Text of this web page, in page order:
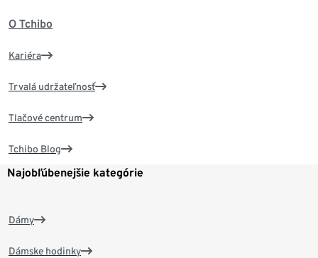
O Tchibo
Kariéra
Trvalá udržateľnosť
Tlačové centrum
Tchibo Blog
Najobľúbenejšie kategórie
Dámy
Dámske hodinky